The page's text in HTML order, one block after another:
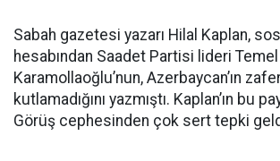
Sabah gazetesi yazarı Hilal Kaplan,
hesabından Saadet Partisi lideri Temel
Karamollaoğlu’nun, Azerbaycan’ın
kutlamadığını yazmıştı. Kaplan’ın bu
Görüş cephesinden çok sert tepki